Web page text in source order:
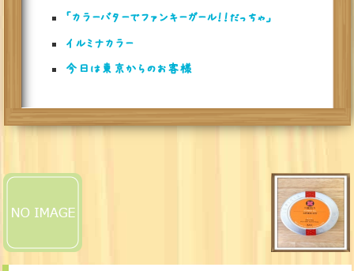
「カラーバターでファンキーガール！！だっちゃ」
イルミナカラー
今日は東京からのお客様